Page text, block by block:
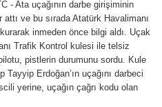
- Ata uçağının darbe girişiminin
ve bu sırada Atatürk Havalimanı
inmeden önce bilgi aldı. Uçak
Trafik Kontrol kulesi ile telsiz
pistlerin durumunu sordu. Kule
Erdoğan’ın uçağını darbeci
yerine, uçağın çağrı kodu olan